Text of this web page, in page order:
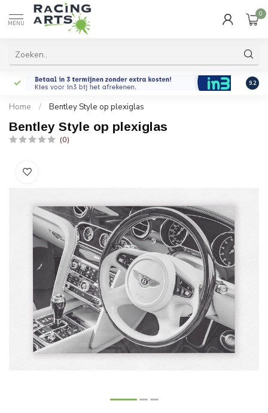
MENU
0
9.2
Home / Bentley Style op plexiglas
Bentley Style op plexiglas
(0)